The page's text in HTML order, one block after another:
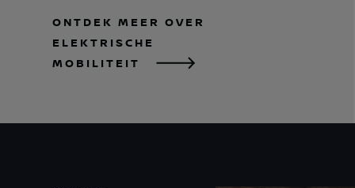
ONTDEK MEER OVER
ELEKTRISCHE
MOBILITEIT